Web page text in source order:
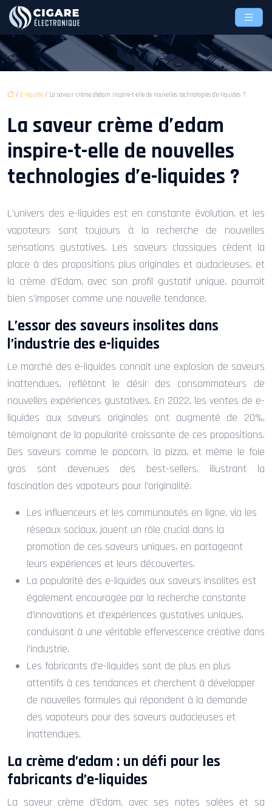
/ E-liquide / La saveur crème d’edam inspire-t-elle de nouvelles technologies d’e-liquides ?
La saveur crème d’edam
inspire-t-elle de nouvelles
technologies d’e-liquides ?
L’univers des e-liquides est en constante évolution, et les
vapoteurs sont toujours à la recherche de nouvelles
sensations gustatives. Les saveurs classiques cèdent la
place à des propositions plus originales et audacieuses, et
la crème d’Edam, avec son profil gustatif unique, pourrait
bien s’imposer comme une nouvelle tendance.
L’essor des saveurs insolites dans
l’industrie des e-liquides
Le marché des e-liquides connaît une explosion de saveurs
inattendues, reflétant le désir des consommateurs de
nouvelles expériences gustatives. En 2022, les ventes de e-
liquides aux saveurs originales ont augmenté de 20%,
témoignant de la popularité croissante de ces propositions.
Des saveurs comme le popcorn, la pizza, et même le foie
gras sont devenues des best-sellers, illustrant la
fascination des vapoteurs pour l’originalité.
Les influenceurs et les communautés en ligne, via les
réseaux sociaux, jouent un rôle crucial dans la
promotion de ces saveurs uniques, en partageant
leurs expériences et leurs découvertes.
La popularité des e-liquides aux saveurs insolites est
également encouragée par la recherche constante
d’innovations et d’expériences gustatives uniques,
conduisant à une véritable effervescence créative dans
l’industrie.
Les fabricants d’e-liquides sont de plus en plus
attentifs à ces tendances et cherchent à développer
de nouvelles formules qui répondent à la demande
des vapoteurs pour des saveurs audacieuses et
inattendues.
La crème d’edam : un défi pour les
fabricants d’e-liquides
La saveur crème d’Edam, avec ses notes salées et sa